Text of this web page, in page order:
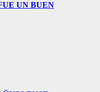
UN BUEN